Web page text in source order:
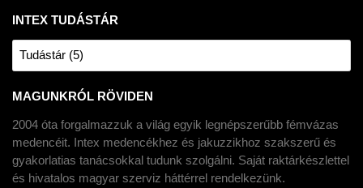
INTEX TUDÁSTÁR
Tudástár (5)
MAGUNKRÓL RÖVIDEN
2004 óta forgalmazzuk a világ egyik legnépszerűbb fémvázas
medencéit. Intex medencékhez és jakuzzikhoz szakszerű és
gyakorlatias tanácsokkal tudunk szolgálni. Saját raktárkészlettel
és hivatalos magyar szerviz háttérrel rendelkezünk.